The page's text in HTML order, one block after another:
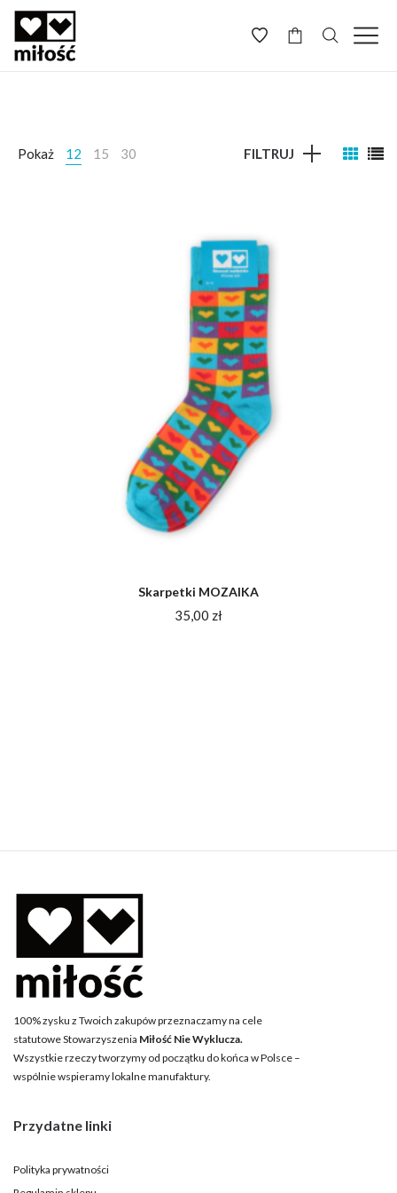
Pokaż 12 15 30 FILTRUJ
Skarpetki MOZAIKA
35,00 zł
100% zysku z Twoich zakupów przeznaczamy na cele
statutowe Stowarzyszenia Miłość Nie Wyklucza.
Wszystkie rzeczy tworzymy od początku do końca w Polsce –
wspólnie wspieramy lokalne manufaktury.
Przydatne linki
Polityka prywatności